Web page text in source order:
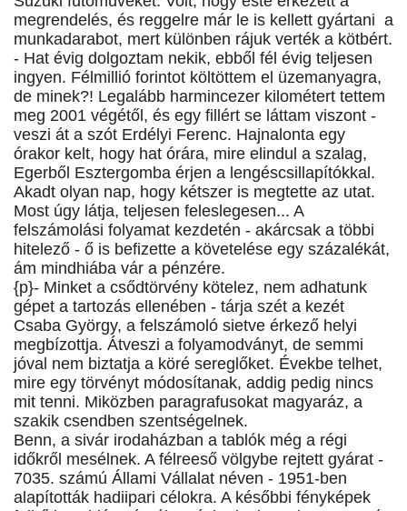
megrendelés, és reggelre már le is kellett gyártani a
munkadarabot, mert különben rájuk verték a kötbért.
- Hat évig dolgoztam nekik, ebből fél évig teljesen
ingyen. Félmillió forintot költöttem el üzemanyagra,
de minek?! Legalább harmincezer kilométert tettem
meg 2001 végétől, és egy fillért se láttam viszont -
veszi át a szót Erdélyi Ferenc. Hajnalonta egy
órakor kelt, hogy hat órára, mire elindul a szalag,
Egerből Esztergomba érjen a lengéscsillapítókkal.
Akadt olyan nap, hogy kétszer is megtette az utat.
Most úgy látja, teljesen feleslegesen... A
felszámolási folyamat kezdetén - akárcsak a többi
hitelező - ő is befizette a követelése egy százalékát,
ám mindhiába vár a pénzére.
{p}- Minket a csődtörvény kötelez, nem adhatunk
gépet a tartozás ellenében - tárja szét a kezét
Csaba György, a felszámoló sietve érkező helyi
megbízottja. Átveszi a folyamodványt, de semmi
jóval nem biztatja a köré sereglőket. Évekbe telhet,
mire egy törvényt módosítanak, addig pedig nincs
mit tenni. Miközben paragrafusokat magyaráz, a
szakik csendben szentségelnek.
Benn, a sivár irodaházban a tablók még a régi
időkről mesélnek. A félreeső völgybe rejtett gyárat -
7035. számú Állami Vállalat néven - 1951-ben
alapították hadiipari célokra. A későbbi fényképek